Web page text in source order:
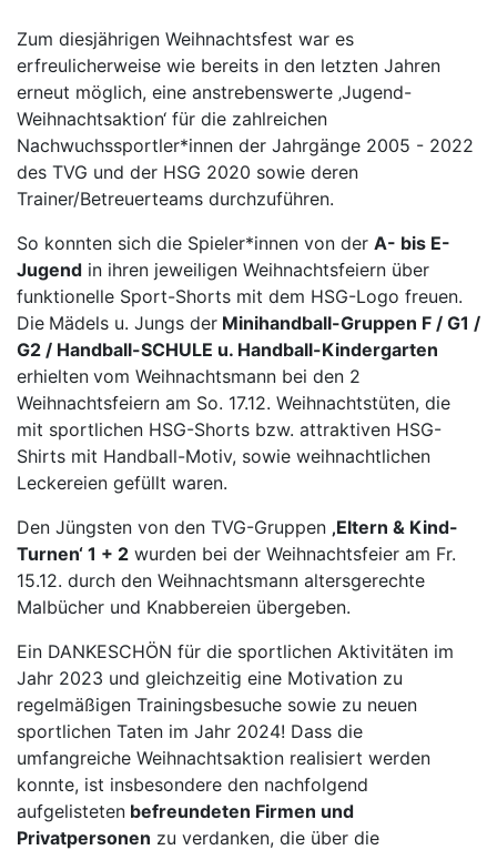
Zum diesjährigen Weihnachtsfest war es
erfreulicherweise wie bereits in den letzten Jahren
erneut möglich, eine anstrebenswerte ‚Jugend-
Weihnachtsaktion‘ für die zahlreichen
Nachwuchssportler*innen der Jahrgänge 2005 - 2022
des TVG und der HSG 2020 sowie deren
Trainer/Betreuerteams durchzuführen.
So konnten sich die Spieler*innen von der A- bis E-
Jugend in ihren jeweiligen Weihnachtsfeiern über
funktionelle Sport-Shorts mit dem HSG-Logo freuen.
Die Mädels u. Jungs der Minihandball-Gruppen F / G1 /
G2 / Handball-SCHULE u. Handball-Kindergarten
erhielten vom Weihnachtsmann bei den 2
Weihnachtsfeiern am So. 17.12. Weihnachtstüten, die
mit sportlichen HSG-Shorts bzw. attraktiven HSG-
Shirts mit Handball-Motiv, sowie weihnachtlichen
Leckereien gefüllt waren.
Den Jüngsten von den TVG-Gruppen ‚Eltern & Kind-
Turnen‘ 1 + 2 wurden bei der Weihnachtsfeier am Fr.
15.12. durch den Weihnachtsmann altersgerechte
Malbücher und Knabbereien übergeben.
Ein DANKESCHÖN für die sportlichen Aktivitäten im
Jahr 2023 und gleichzeitig eine Motivation zu
regelmäßigen Trainingsbesuche sowie zu neuen
sportlichen Taten im Jahr 2024! Dass die
umfangreiche Weihnachtsaktion realisiert werden
konnte, ist insbesondere den nachfolgend
aufgelisteten befreundeten Firmen und
Privatpersonen zu verdanken, die über die